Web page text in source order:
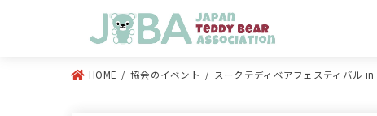
HOME 協会のイベント スークテディベアフェスティバル in